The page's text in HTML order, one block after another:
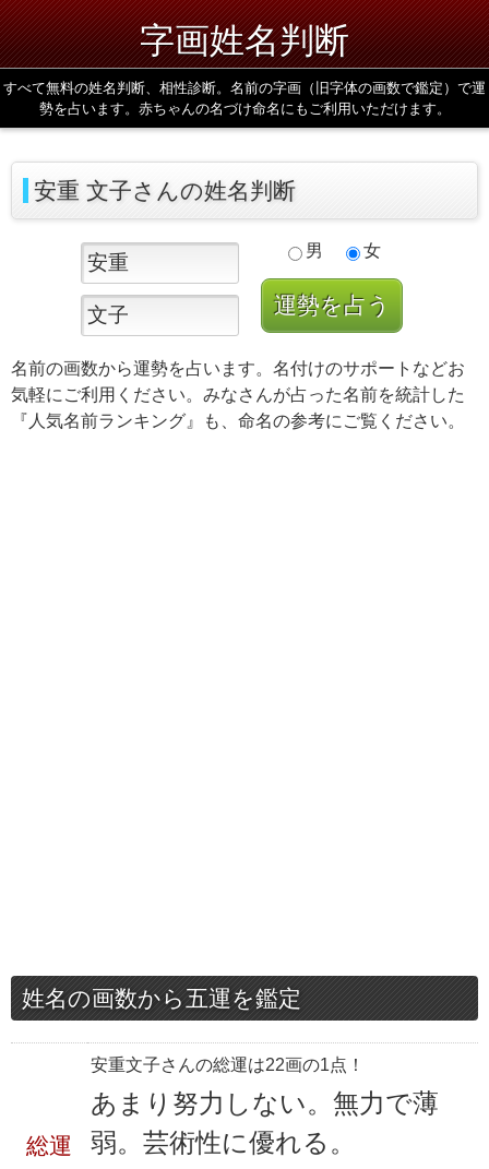
字画姓名判断
すべて無料の姓名判断、相性診断。名前の字画（旧字体の画数で鑑定）で運
勢を占います。赤ちゃんの名づけ命名にもご利用いただけます。
安重 文子さんの姓名判断
男 女
名前の画数から運勢を占います。名付けのサポートなどお
気軽にご利用ください。みなさんが占った名前を統計した
『人気名前ランキング』も、命名の参考にご覧ください。
姓名の画数から五運を鑑定
総運
安重文子さんの総運は22画の1点！
あまり努力しない。無力で薄
弱。芸術性に優れる。